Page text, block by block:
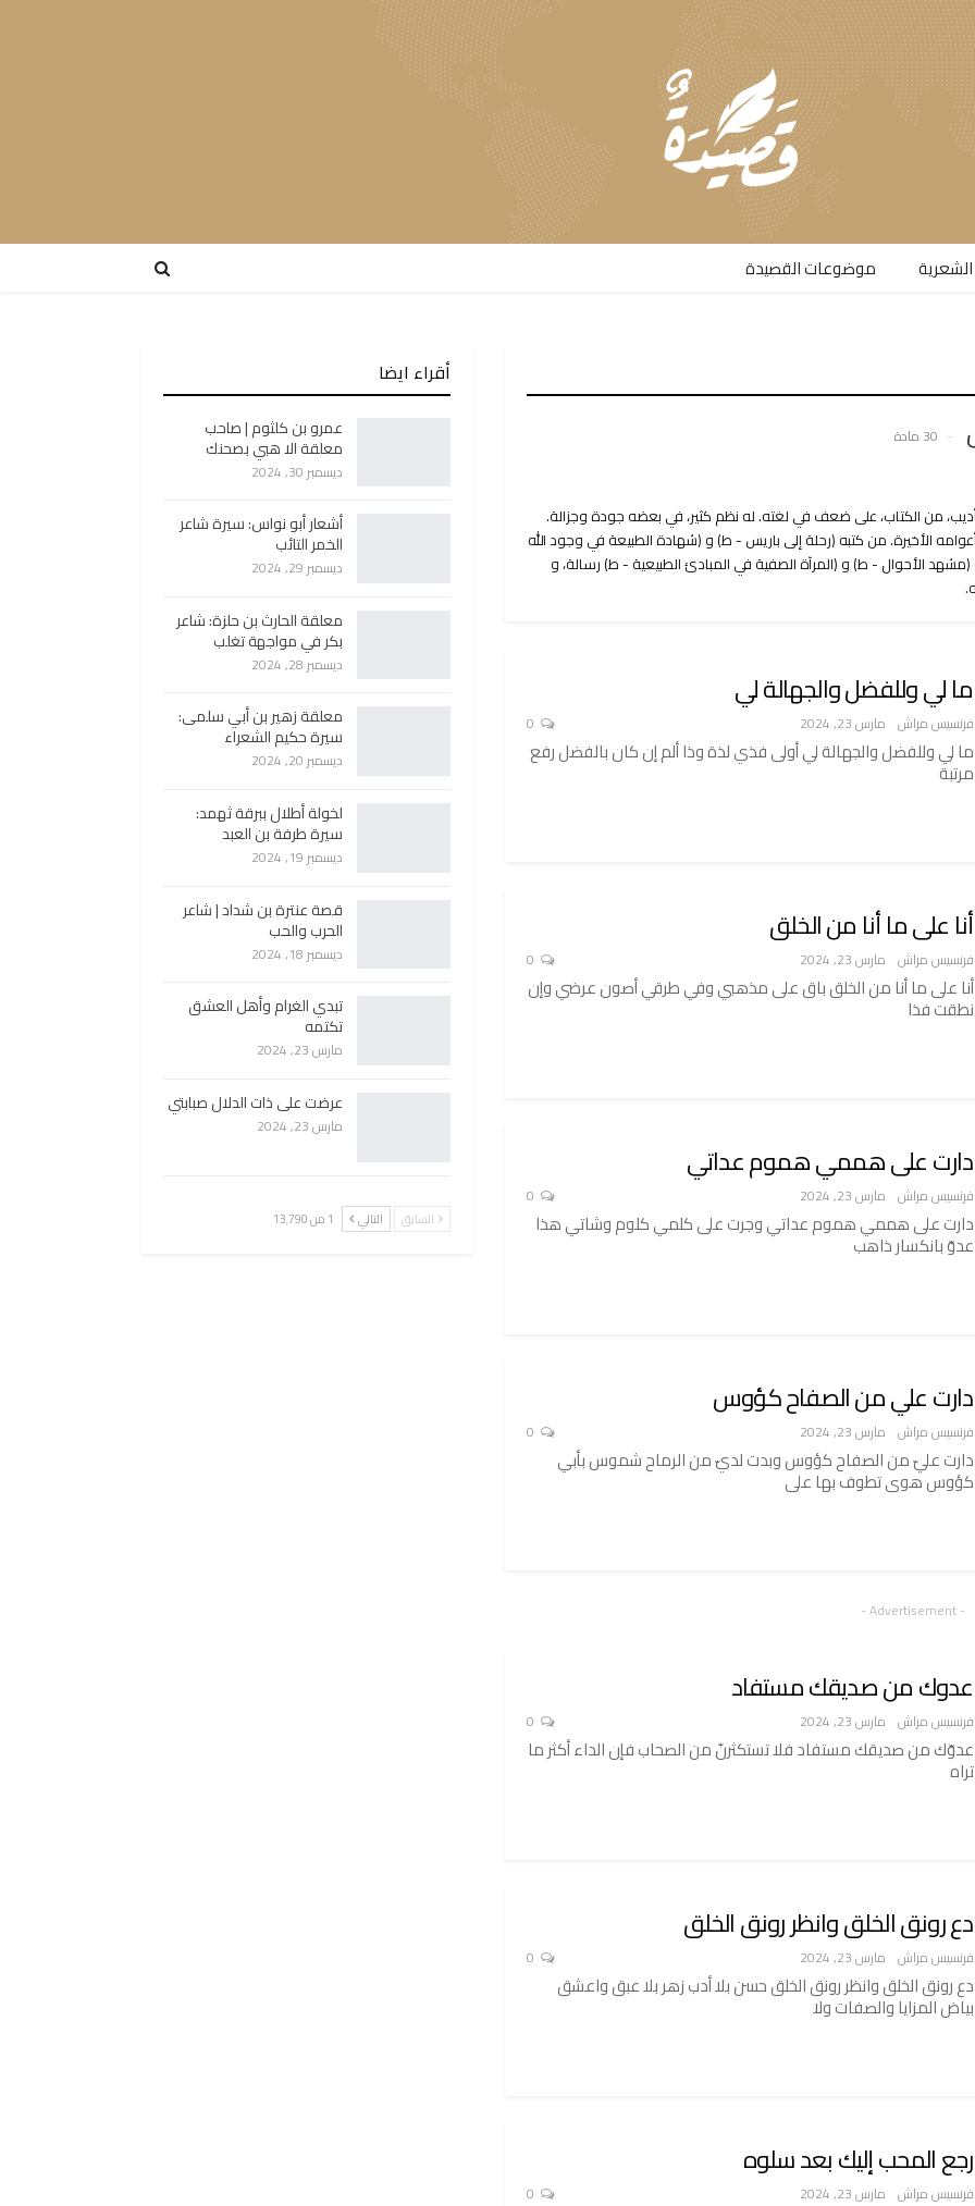
موضوعات القصيدة​
30 مادة
من الكتاب، على ضعف في لغته. له نظم كثير، في بعضه جودة وجزالة.
الأخيرة. من كتبه (رحلة إلى باريس - ط) و (شهادة الطبيعة في وجود الله
الأحوال - ط) و (المرآة الصفية في المبادئ الطبيعية - ط) رسالة، و
ما لي وللفضل والجهالة لي
فرنسيس مراش مارس 23, 2024
ما لي وللفضل والجهالة لي أولى فذي لذة وذا ألم إن كان بالفضل رفع
مرتبة
أنا على ما أنا من الخلق
فرنسيس مراش مارس 23, 2024
أنا على ما أنا من الخلق باق على مذهبي وفي طرقي أصون عرضي وإن
نطقت فذا
دارت على هممي هموم عداتي
فرنسيس مراش مارس 23, 2024
دارت على هممي هموم عداتي وجرت على كلمي كلوم وشاتي هذا
عدوّ بانكسار ذاهب
دارت علي من الصفاح كؤوس
فرنسيس مراش مارس 23, 2024
دارت عليّ من الصفاح كؤوس وبدت لديّ من الرماح شموس بأبي
كؤوس هوى تطوف بها على
- Advertisement -
عدوك من صديقك مستفاد
فرنسيس مراش مارس 23, 2024
عدوّك من صديقك مستفاد فلا تستكثرنّ من الصحاب فإن الداء أكثر ما
تراه
دع رونق الخلق وانظر رونق الخلق
فرنسيس مراش مارس 23, 2024
دع رونق الخلق وانظر رونق الخلق حسن بلا أدب زهر بلا عبق واعشق
بياض المزايا والصفات ولا
رجع المحب إليك بعد سلوه
فرنسيس مراش مارس 23, 2024
أقراء ايضا
عمرو بن كلثوم | صاحب
معلقة الا هبي بصحنك
ديسمبر 30, 2024
أشعار أبو نواس: سيرة شاعر
الخمر التائب
ديسمبر 29, 2024
معلقة الحارث بن حلزة: شاعر
بكر في مواجهة تغلب
ديسمبر 28, 2024
معلقة زهير بن أبي سلمى:
سيرة حكيم الشعراء
ديسمبر 20, 2024
لخولة أطلال ببرقة ثهمد:
سيرة طرفة بن العبد
ديسمبر 19, 2024
قصة عنترة بن شداد | شاعر
الحرب والحب
ديسمبر 18, 2024
تبدي الغرام وأهل العشق
تكتمه
مارس 23, 2024
عرضت على ذات الدلال صبابتي
مارس 23, 2024
السابق التالي 1 من 13٬790